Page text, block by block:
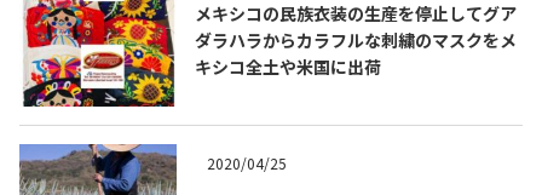
COPYRIGHT © JUAST All rights reserved.
メキシコの民族衣装の生産を停止してグア
ダラハラからカラフルな刺繍のマスクをメ
キシコ全土や米国に出荷
2020/04/25